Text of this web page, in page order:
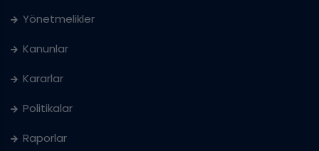
Yönetmelikler
Kanunlar
Kararlar
Politikalar
Raporlar